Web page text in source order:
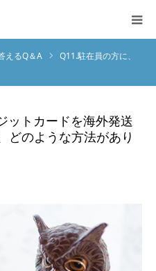
えるQ＆A
Q11.駐在員の方に、
ットカードを海外発送
どのような方法があり